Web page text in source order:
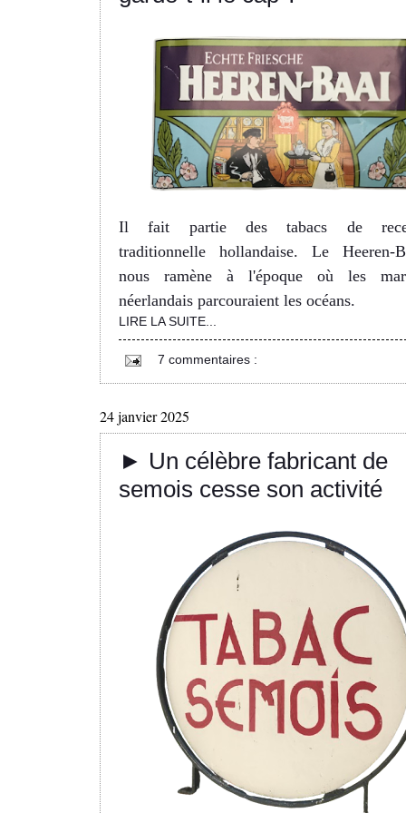
Il fait partie des tabacs de
traditionnelle hollandaise. Le Heeren-
nous ramène à l'époque où les
néerlandais parcouraient les océans.
LIRE LA SUITE...
7 commentaires :
24 janvier 2025
► Un célèbre fabricant de
semois cesse son activité